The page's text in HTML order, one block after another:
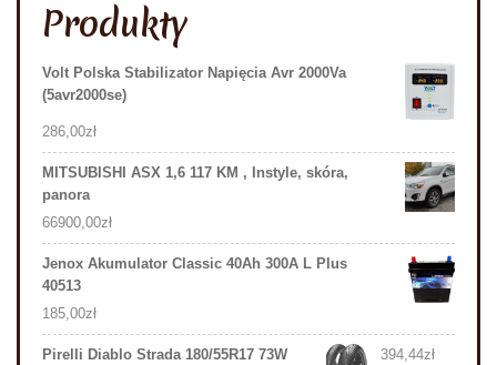
Produkty
Volt Polska Stabilizator Napięcia Avr 2000Va
(5avr2000se)
286,00zł
MITSUBISHI ASX 1,6 117 KM , Instyle, skóra,
panora
66900,00zł
Jenox Akumulator Classic 40Ah 300A L Plus
40513
185,00zł
Pirelli Diablo Strada 180/55R17 73W 394,44zł